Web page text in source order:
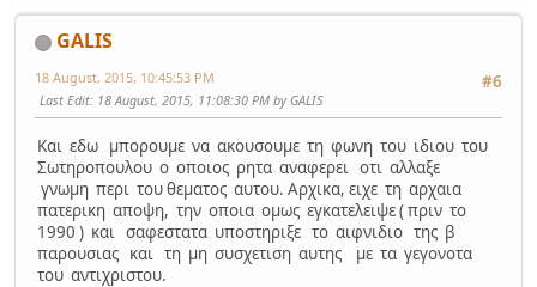
GALIS
#6
18 August, 2015, 10:45:53 PM
Last Edit: 18 August, 2015, 11:08:30 PM by GALIS
Και εδω μπορουμε να ακουσουμε τη φωνη του ιδιου του
Σωτηροπουλου ο οποιος ρητα αναφερει οτι αλλαξε
γνωμη περι του θεματος αυτου. Αρχικα, ειχε τη αρχαια
πατερικη αποψη, την οποια ομως εγκατελειψε ( πριν το
1990 ) και σαφεστατα υποστηριξε το αιφνιδιο της β
παρουσιας και τη μη συσχετιση αυτης με τα γεγονοτα
του αντιχριστου.